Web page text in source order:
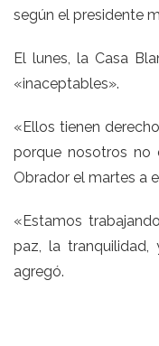
según el presidente
El lunes, la Casa
«inaceptables».
«Ellos tienen
porque nosotros no
Obrador el martes a
«Estamos
paz, la
agregó.